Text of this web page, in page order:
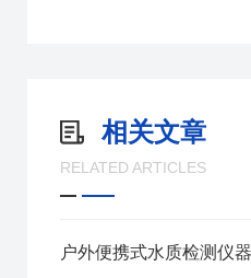
相关文章
RELATED ARTICLES